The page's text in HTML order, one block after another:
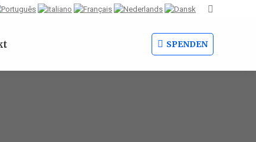
Search:
SPENDEN